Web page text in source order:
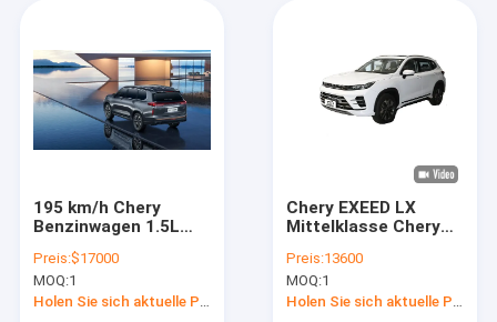
195 km/h Chery
Benzinwagen 1.5L
Eine neue Ära der
SUV-Technik
Preis:$17000
MOQ:1
Holen Sie sich aktuelle Preis
Chery EXEED LX
Mittelklasse Chery
Höchstgeschwindigkeit
110 PS
Preis:13600
MOQ:1
Holen Sie sich aktuelle Preis